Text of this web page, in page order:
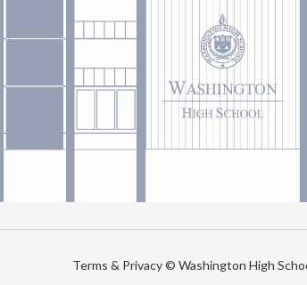
Terms & Privacy © Washington High